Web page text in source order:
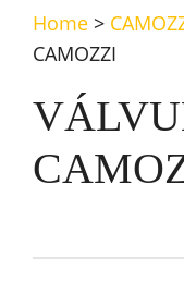
Home >
CAMOZZI